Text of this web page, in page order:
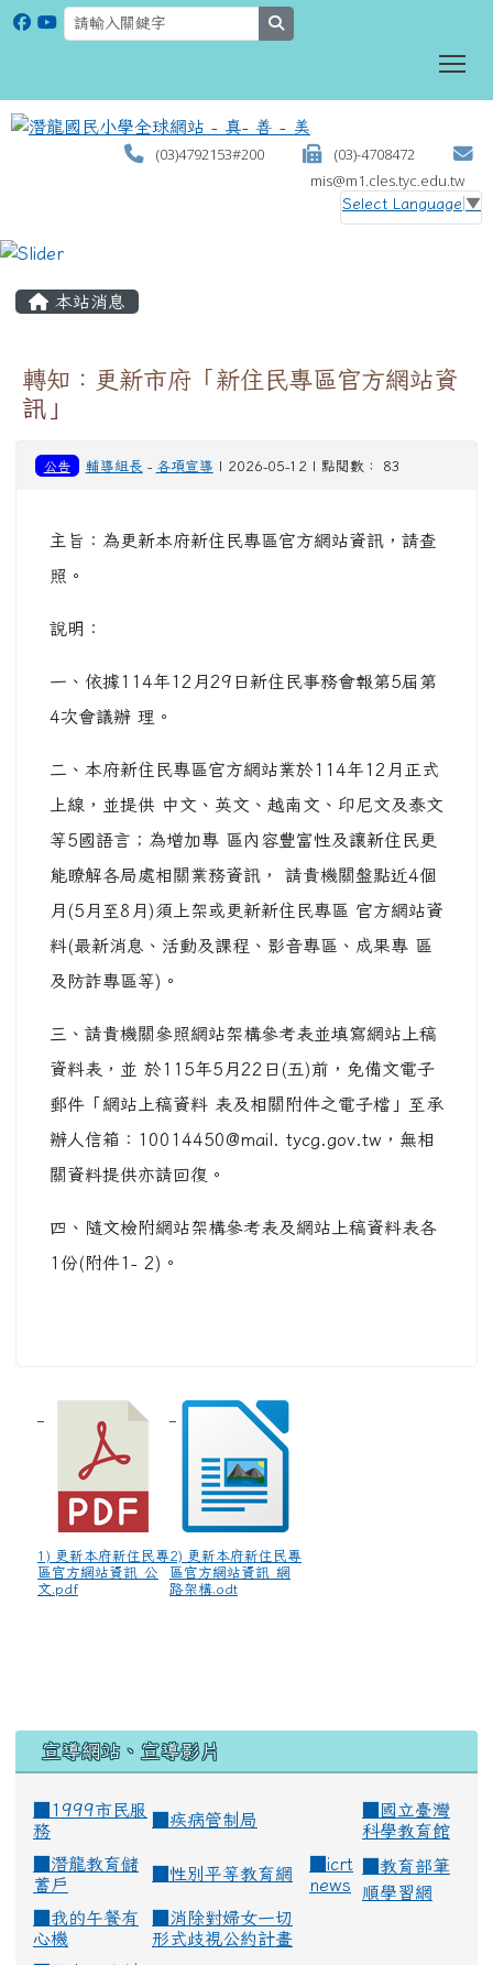
(03)4792153#200
(03)-4708472
mis@m1.cles.tyc.edu.tw
Select Language ▼
本站消息
轉知：更新市府「新住民專區官方網站資
訊」
公告 輔導組長 - 各項宣導 | 2026-05-12 | 點閱數： 83
主旨：為更新本府新住民專區官方網站資訊，請查
照。
說明：
一、依據114年12月29日新住民事務會報第5屆第
4次會議辦 理。
二、本府新住民專區官方網站業於114年12月正式
上線，並提供 中文、英文、越南文、印尼文及泰文
等5國語言；為增加專 區內容豐富性及讓新住民更
能瞭解各局處相關業務資訊， 請貴機關盤點近4個
月(5月至8月)須上架或更新新住民專區 官方網站資
料(最新消息、活動及課程、影音專區、成果專 區
及防詐專區等)。
三、請貴機關參照網站架構參考表並填寫網站上稿
資料表，並 於115年5月22日(五)前，免備文電子
郵件「網站上稿資料 表及相關附件之電子檔」至承
辦人信箱：10014450@mail. tycg.gov.tw，無相
關資料提供亦請回復。
四、隨文檢附網站架構參考表及網站上稿資料表各
1份(附件1- 2)。
1) 更新本府新住民專
區官方網站資訊_公
文.pdf
2) 更新本府新住民專
區官方網站資訊_網
路架構.odt
宣導網站、宣導影片
■1999市民服
務
疾病管制局
國立臺灣
科學教育館
潛龍教育儲
蓄戶
性別平等教育網
icrt
news
教育部筆
順學習網
我的午餐有
心機
消除對婦女一切
形式歧視公約計畫